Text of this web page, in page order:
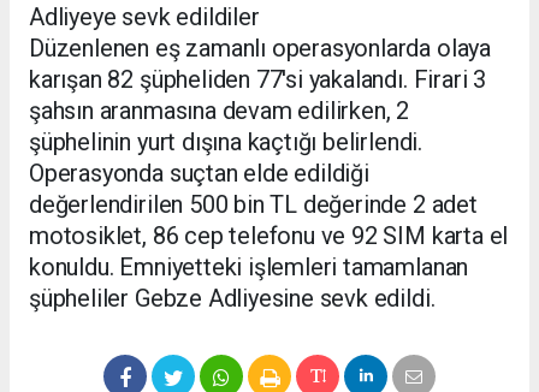
Adliyeye sevk edildiler
Düzenlenen eş zamanlı operasyonlarda olaya
karışan 82 şüpheliden 77'si yakalandı. Firari 3
şahsın aranmasına devam edilirken, 2
şüphelinin yurt dışına kaçtığı belirlendi.
Operasyonda suçtan elde edildiği
değerlendirilen 500 bin TL değerinde 2 adet
motosiklet, 86 cep telefonu ve 92 SIM karta el
konuldu. Emniyetteki işlemleri tamamlanan
şüpheliler Gebze Adliyesine sevk edildi.